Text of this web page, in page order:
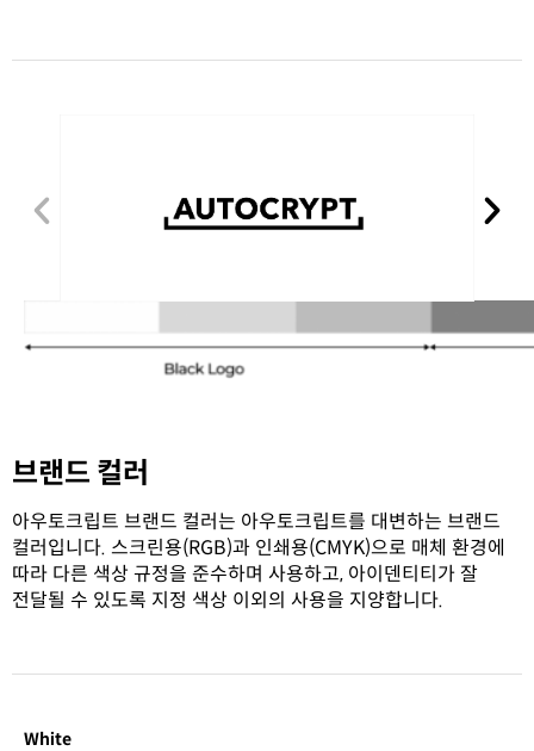
브랜드 컬러
아우토크립트 브랜드 컬러는 아우토크립트를 대변하는 브랜드
컬러입니다. 스크린용(RGB)과 인쇄용(CMYK)으로 매체 환경에
따라 다른 색상 규정을 준수하며 사용하고, 아이덴티티가 잘
전달될 수 있도록 지정 색상 이외의 사용을 지양합니다.
White